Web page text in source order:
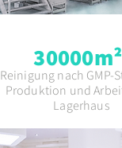
30000m²
Reinigung nach GMP-
Produktion und
Lagerhaus